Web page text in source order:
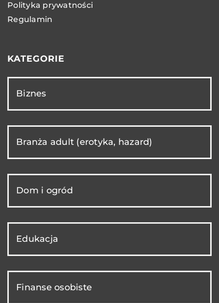
Polityka prywatności
Regulamin
KATEGORIE
Biznes
Branża adult (erotyka, hazard)
Dom i ogród
Edukacja
Finanse osobiste